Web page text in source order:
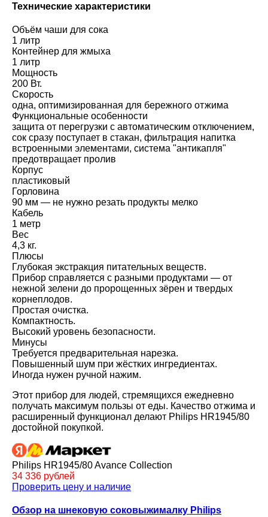
Технические характеристики
Объём чаши для сока
1 литр
Контейнер для жмыха
1 литр
Мощность
200 Вт.
Скорость
одна, оптимизированная для бережного отжима
Функциональные особенности
защита от перегрузки с автоматическим отключением,
сок сразу поступает в стакан, фильтрация напитка
встроенными элементами, система "антикапля"
предотвращает пролив
Корпус
пластиковый
Горловина
90 мм — не нужно резать продукты мелко
Кабель
1 метр
Вес
4,3 кг.
Плюсы
Глубокая экстракция питательных веществ.
Прибор справляется с разными продуктами — от
нежной зелени до пророщенных зёрен и твердых
корнеплодов.
Простая очистка.
Компактность.
Высокий уровень безопасности.
Минусы
Требуется предварительная нарезка.
Повышенный шум при жёстких ингредиентах.
Иногда нужен ручной нажим.
Этот прибор для людей, стремящихся ежедневно
получать максимум пользы от еды. Качество отжима и
расширенный функционал делают Philips HR1945/80
достойной покупкой.
Philips HR1945/80 Avance Collection
34 336 рублей
Проверить цену и наличие
Обзор на шнековую соковыжималку Philips